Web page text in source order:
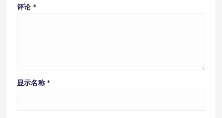
评论 *
显示名称 *